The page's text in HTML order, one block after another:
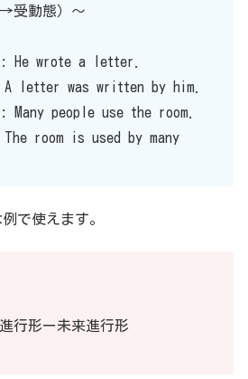
受動態）〜
a letter.
was written by him.
people use the room.
is used by many
で使えます。
進行形ー未来進行形